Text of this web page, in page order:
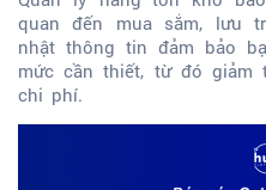
quan đến mua sắm, lưu
nhật thông tin đảm bảo
mức cần thiết, từ đó
chi phí.